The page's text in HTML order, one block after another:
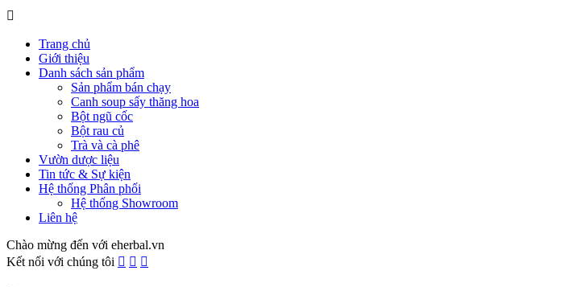
Trang chủ
Giới thiệu
Danh sách sản phẩm
Sản phẩm bán chạy
Canh soup sấy thăng hoa
Bột ngũ cốc
Bột rau củ
Trà và cà phê
Vườn dược liệu
Tin tức & Sự kiện
Hệ thống Phân phối
Hệ thống Showroom
Liên hệ
Chào mừng đến với eherbal.vn
Kết nối với chúng tôi